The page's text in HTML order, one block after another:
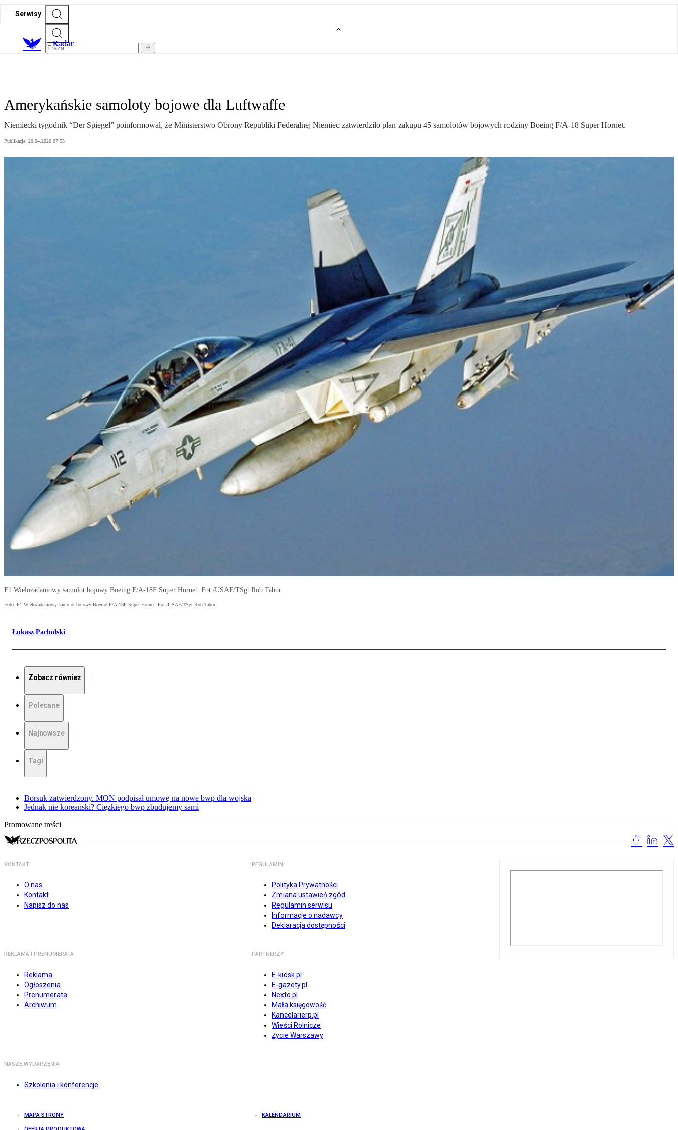
Serwisy
Radar
Amerykańskie samoloty bojowe dla Luftwaffe
Niemiecki tygodnik “Der Spiegel” poinformował, że Ministerstwo Obrony Republiki Federalnej Niemiec zatwierdziło plan zakupu 45 samolotów bojowych rodziny Boeing F/A-18 Super Hornet.
Publikacja: 20.04.2020 07:55
F1 Wielozadaniowy samolot bojowy Boeing F/A-18F Super Hornet. Fot./USAF/TSgt Rob Tabor.
Foto: F1 Wielozadaniowy samolot bojowy Boeing F/A-18F Super Hornet. Fot./USAF/TSgt Rob Tabor.
Łukasz Pacholski
Zobacz również
Polecane
Najnowsze
Tagi
Borsuk zatwierdzony. MON podpisał umowę na nowe bwp dla wojska
Jednak nie koreański? Ciężkiego bwp zbudujemy sami
Promowane treści
KONTAKT
O nas
Kontakt
Napisz do nas
REGULAMIN
Polityka Prywatności
Zmiana ustawień zgód
Regulamin serwisu
Informacje o nadawcy
Deklaracja dostępności
REKLAMA I PRENUMERATA
Reklama
Ogłoszenia
Prenumerata
Archiwum
PARTNERZY
E-kiosk.pl
E-gazety.pl
Nexto.pl
Mała księgowość
Kancelarierp.pl
Wieści Rolnicze
Życie Warszawy
NASZE WYDARZENIA
Szkolenia i konferencje
MAPA STRONY KALENDARIUM